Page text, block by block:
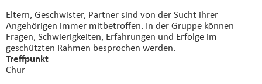
Eltern, Geschwister, Partner sind von der Sucht ihrer
Angehörigen immer mitbetroffen. In der Gruppe können
Fragen, Schwierigkeiten, Erfahrungen und Erfolge im
geschützten Rahmen besprochen werden.
Treffpunkt
Chur